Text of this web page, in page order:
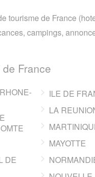
tourisme de France
campings,
France
DE
ILE DE
LA
MAYOTTE